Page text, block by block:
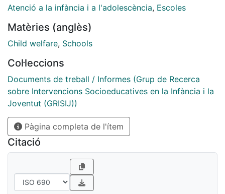
d’Educació i Formació Professional, i té com a finalitat
d’implementació del rol, identificar fortaleses i àrees
de millora i orientar la planificació d’accions
El marc teòric de “Reflex COCOBE” es fonamenta en la
recerca sobre lideratge educatiu orientat al benestar,
millora escolar i capacitat organitzativa, així com en
marcs internacionals sobre seguretat i convivència
escolar. Integra evidències sobre cultura col·laborativa
i implementació efectiva del canvi, i es construeix des
d’una visió sistèmica i compartida orientada a la
millora contínua del centre.
En coherència amb aquest fonament, l’instrument
s’organitza en tres dimensions complementàries —
diagnosi, reflexió professional i definició de
Atenció a la infància i a l'adolescència, Escoles
Matèries (anglès)
Child welfare, Schools
Col·leccions
Documents de treball / Informes (Grup de Recerca
sobre Intervencions Socioeducatives en la Infància i la
Joventut (GRISIJ))
Pàgina completa de l'ítem
Citació